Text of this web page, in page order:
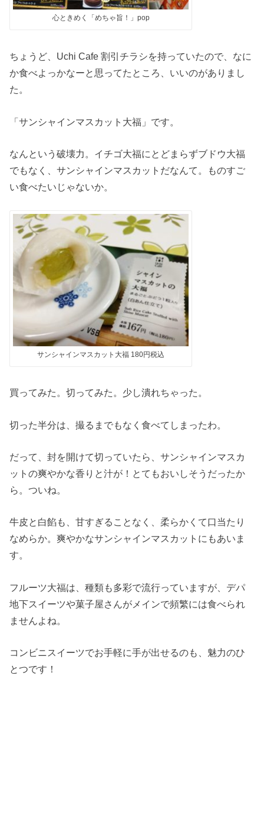
心ときめく「めちゃ旨！」pop
ちょうど、Uchi Cafe 割引チラシを持っていたので、なに
か食べよっかなーと思ってたところ、いいのがありまし
た。
「サンシャインマスカット大福」です。
なんという破壊力。イチゴ大福にとどまらずブドウ大福
でもなく、サンシャインマスカットだなんて。ものすご
い食べたいじゃないか。
サンシャインマスカット大福 180円税込
買ってみた。切ってみた。少し潰れちゃった。
切った半分は、撮るまでもなく食べてしまったわ。
だって、封を開けて切っていたら、サンシャインマスカ
ットの爽やかな香りと汁が！とてもおいしそうだったか
ら。ついね。
牛皮と白餡も、甘すぎることなく、柔らかくて口当たり
なめらか。爽やかなサンシャインマスカットにもあいま
す。
フルーツ大福は、種類も多彩で流行っていますが、デパ
地下スイーツや菓子屋さんがメインで頻繁には食べられ
ませんよね。
コンビニスイーツでお手軽に手が出せるのも、魅力のひ
とつです！